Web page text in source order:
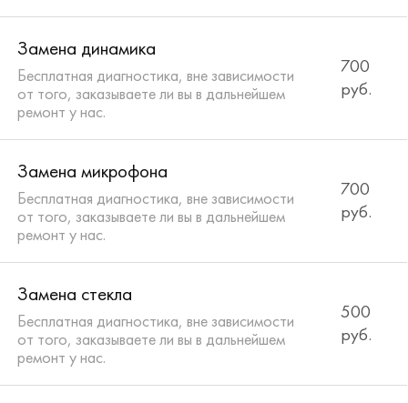
Замена динамика
Бесплатная диагностика, вне зависимости
от того, заказываете ли вы в дальнейшем
ремонт у нас.
700
руб.
Замена микрофона
Бесплатная диагностика, вне зависимости
от того, заказываете ли вы в дальнейшем
ремонт у нас.
700
руб.
Замена стекла
Бесплатная диагностика, вне зависимости
от того, заказываете ли вы в дальнейшем
ремонт у нас.
500
руб.